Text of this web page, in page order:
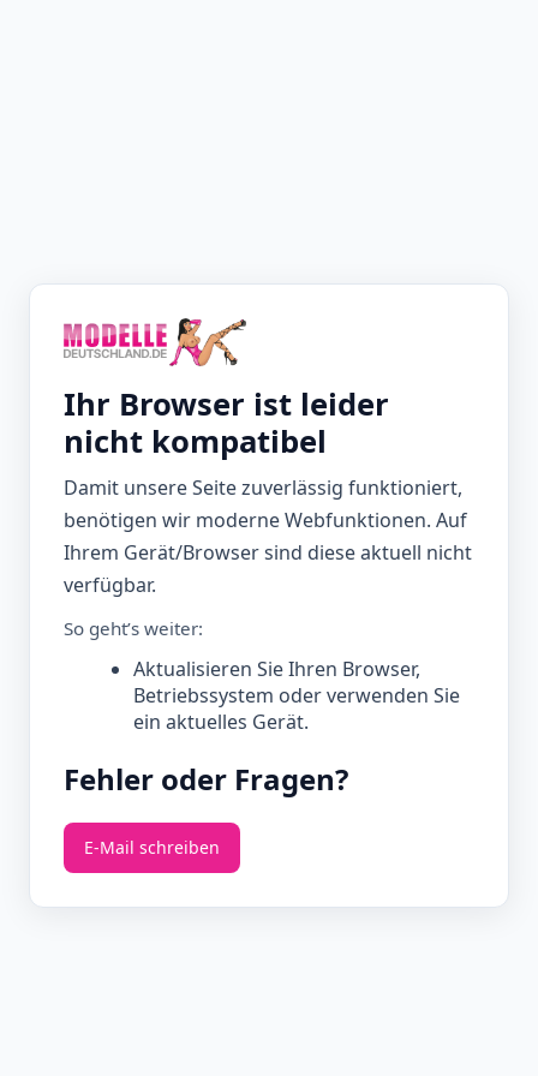
Ihr Browser ist leider
nicht kompatibel
Damit unsere Seite zuverlässig funktioniert,
benötigen wir moderne Webfunktionen. Auf
Ihrem Gerät/Browser sind diese aktuell nicht
verfügbar.
So geht’s weiter:
Aktualisieren Sie Ihren Browser,
Betriebssystem oder verwenden Sie
ein aktuelles Gerät.
Fehler oder Fragen?
E‑Mail schreiben